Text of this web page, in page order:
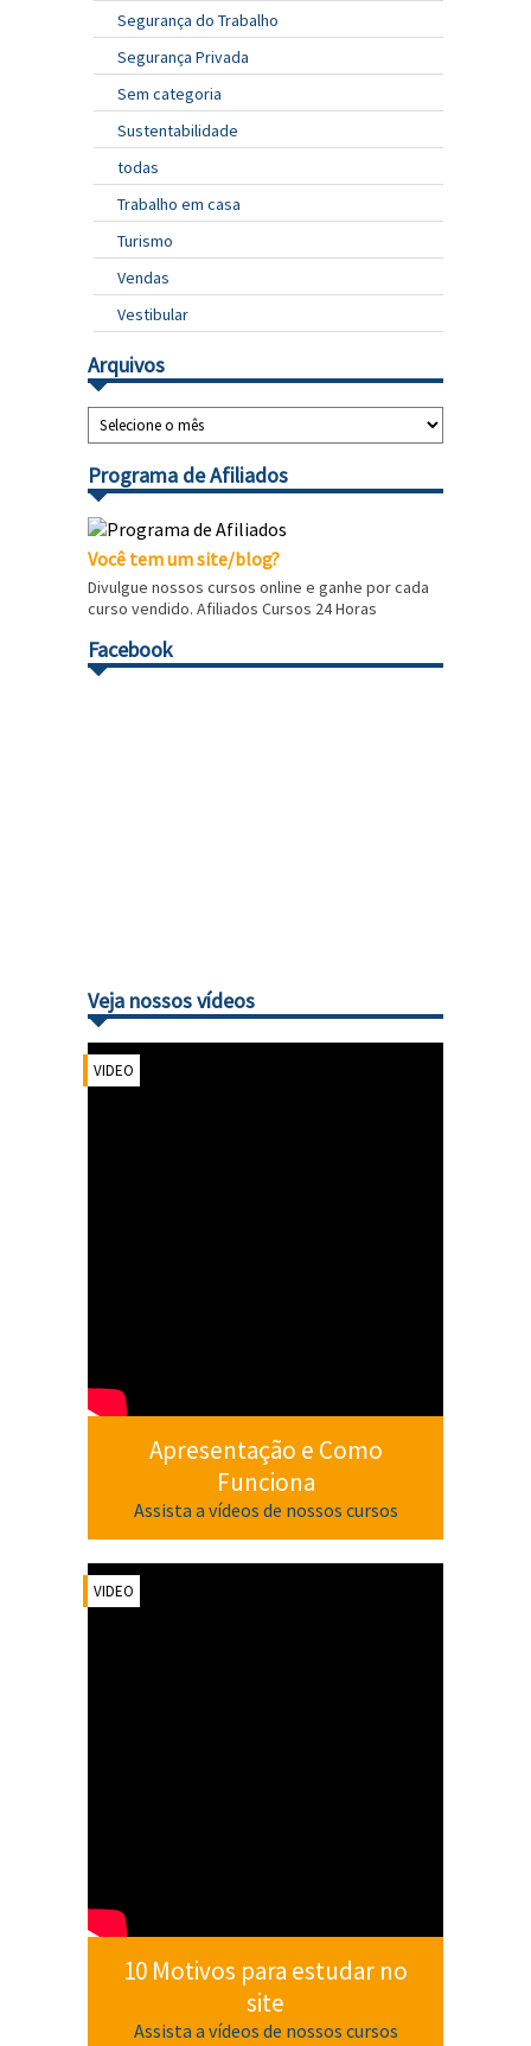
Segurança do Trabalho
Segurança Privada
Sem categoria
Sustentabilidade
todas
Trabalho em casa
Turismo
Vendas
Vestibular
Arquivos
Programa de Afiliados
Você tem um site/blog?
Divulgue nossos cursos online e ganhe por cada
curso vendido. Afiliados Cursos 24 Horas
Facebook
Veja nossos vídeos
VIDEO
Apresentação e Como
Funciona
Assista a vídeos de nossos cursos
VIDEO
10 Motivos para estudar no
site
Assista a vídeos de nossos cursos